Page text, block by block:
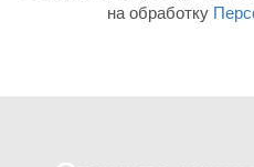
на обработку